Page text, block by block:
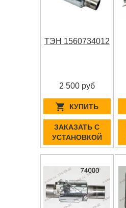
ТЭН 1560734012
2 500 руб
КУПИТЬ
ЗАКАЗАТЬ С
УСТАНОВКОЙ